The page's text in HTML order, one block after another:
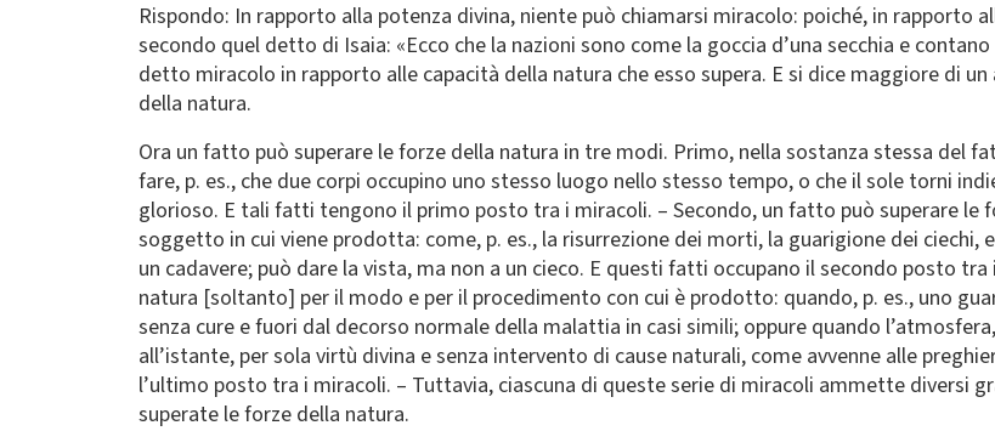
Rispondo: In rapporto alla potenza divina, niente può chiamarsi miracolo: poiché, in rapporto
secondo quel detto di Isaia: «Ecco che la nazioni sono come la goccia d’una secchia e
detto miracolo in rapporto alle capacità della natura che esso supera. E si dice maggiore di
della natura.
Ora un fatto può superare le forze della natura in tre modi. Primo, nella sostanza stessa del
fare, p. es., che due corpi occupino uno stesso luogo nello stesso tempo, o che il sole torni
glorioso. E tali fatti tengono il primo posto tra i miracoli. – Secondo, un fatto può superare le
soggetto in cui viene prodotta: come, p. es., la risurrezione dei morti, la guarigione dei ciechi,
un cadavere; può dare la vista, ma non a un cieco. E questi fatti occupano il secondo posto
natura [soltanto] per il modo e per il procedimento con cui è prodotto: quando, p. es., uno
senza cure e fuori dal decorso normale della malattia in casi simili; oppure quando
all’istante, per sola virtù divina e senza intervento di cause naturali, come avvenne alle
l’ultimo posto tra i miracoli. – Tuttavia, ciascuna di queste serie di miracoli ammette diversi
superate le forze della natura.